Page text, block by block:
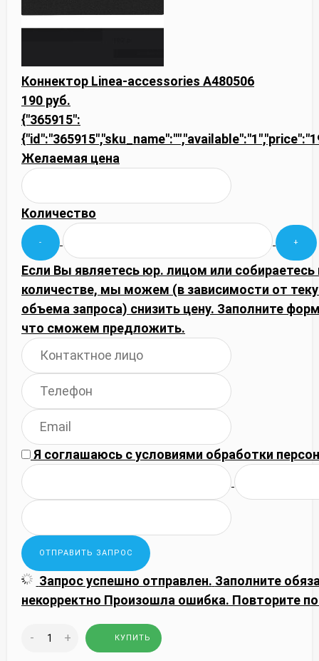
Коннектор Linea-accessories A480506
190 руб.
{"365915":
Желаемая цена
Количество
Если Вы являетесь юр. лицом или
количестве, мы можем (в зависимости от
объема запроса) снизить цену. Заполните
что сможем предложить.
Я соглашаюсь сусловиями обработки
Запрос успешно отправлен. Заполните
некорректно Произошла ошибка. Повторите
- + КУПИТЬ